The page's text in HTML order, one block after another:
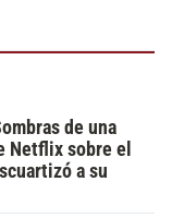
de una
Netflix sobre el
a su